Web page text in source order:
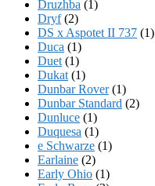
Druzhba (1)
Dryf(2)
DS x Aspotet II 737 (1)
Duca (1)
Duet (1)
Dukat (1)
Dunbar Rover(1)
Dunbar Standard (2)
Dunluce (1)
Duquesa (1)
e Schwarze (1)
Earlaine (2)
Early Ohio (1)